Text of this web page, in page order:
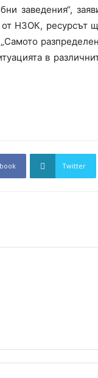
заведения“,
НЗОК, ресурсът
в
Twitter